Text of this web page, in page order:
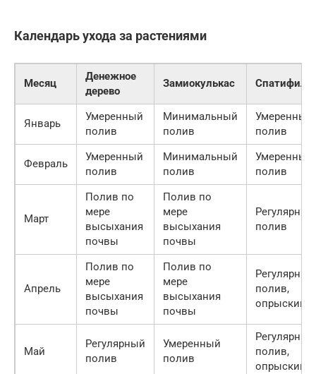
Календарь ухода за растениями
Месяц
Денежное
дерево
Замиокулькас
Январь
Умеренный
полив
Минимальный
полив
Умеренный
полив
Февраль
Умеренный
полив
Минимальный
полив
Умеренный
полив
Март
Полив по
мере
высыхания
почвы
Полив по
мере
высыхания
почвы
Регулярный
полив
Апрель
Полив по
мере
высыхания
почвы
Полив по
мере
высыхания
почвы
Регулярный
полив,
Май
Регулярный
полив
Умеренный
полив
Регулярный
полив,